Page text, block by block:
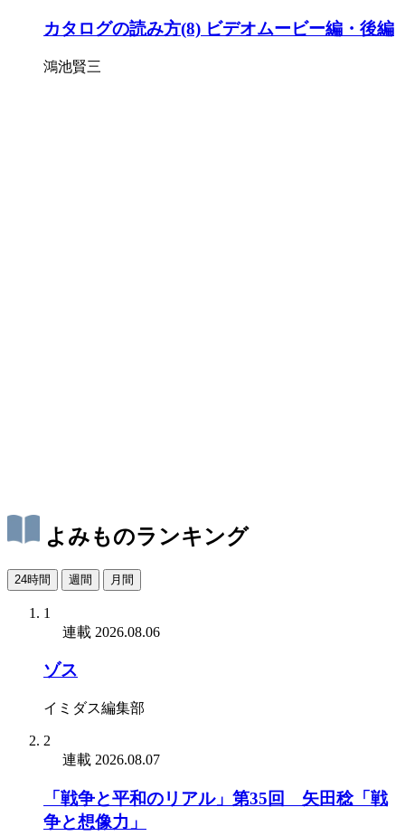
カタログの読み方(8) ビデオムービー編・後編
鴻池賢三
よみものランキング
24時間 週間 月間
1
連載 2026.08.06
ゾス
イミダス編集部
2
連載 2026.08.07
「戦争と平和のリアル」第35回 矢田稔「戦
争と想像力」